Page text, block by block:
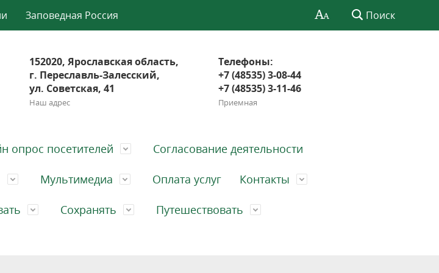
Заповедная Россия Поиск
152020, Ярославская область,
г. Переславль-Залесский,
ул. Советская, 41
Наш адрес
Телефоны:
+7 (48535) 3-08-44
+7 (48535) 3-11-46
Приемная
опрос посетителей Согласование деятельности
Мультимедиа Оплата услуг Контакты
Сохранять Путешествовать